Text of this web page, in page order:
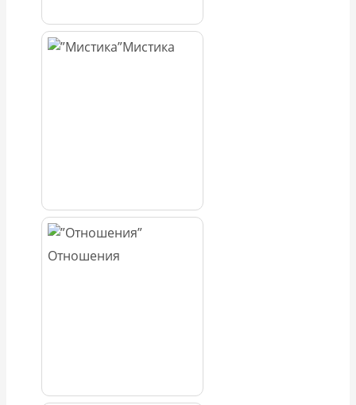
Мистика
Отношения